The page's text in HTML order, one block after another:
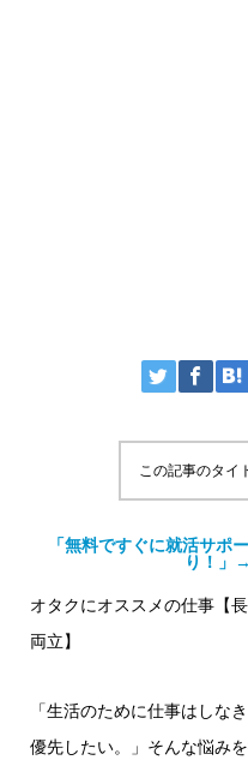
この記事のタイ
「無料ですぐに就活サポ
り！」
オタクにオススメの仕事【
両立】
「生活のために仕事はしな
優先したい。」そんな悩み